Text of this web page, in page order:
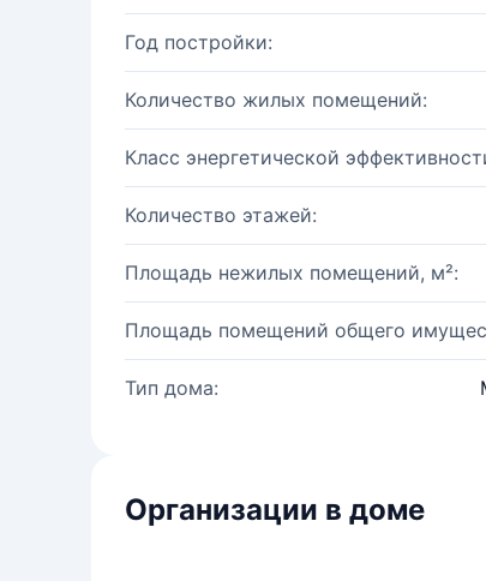
Год постройки:
Количество жилых помещений:
Класс энергетической
Количество этажей:
Площадь нежилых помещений, м²:
Площадь помещений общего
Тип дома:
Организации в доме